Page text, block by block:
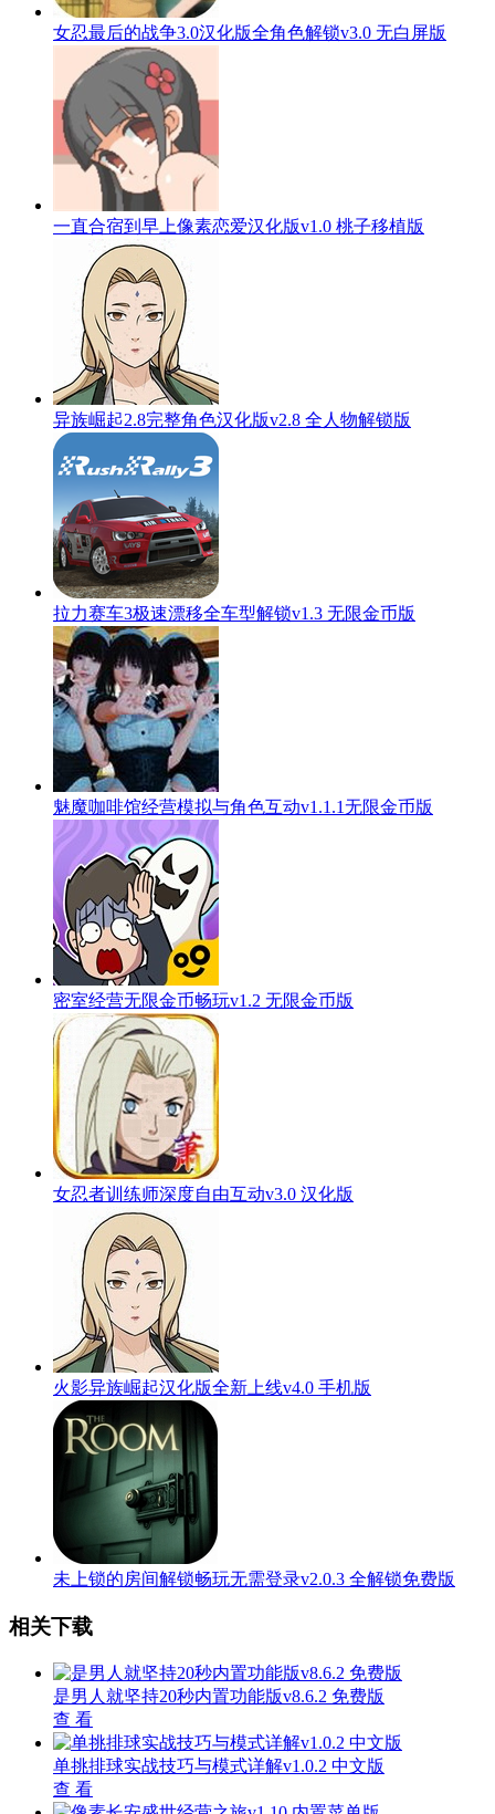
女忍最后的战争3.0汉化版全角色解锁v3.0 无白屏版
一直合宿到早上像素恋爱汉化版v1.0 桃子移植版
异族崛起2.8完整角色汉化版v2.8 全人物解锁版
拉力赛车3极速漂移全车型解锁v1.3 无限金币版
魅魔咖啡馆经营模拟与角色互动v1.1.1无限金币版
密室经营无限金币畅玩v1.2 无限金币版
女忍者训练师深度自由互动v3.0 汉化版
火影异族崛起汉化版全新上线v4.0 手机版
未上锁的房间解锁畅玩无需登录v2.0.3 全解锁免费版
相关下载
是男人就坚持20秒内置功能版v8.6.2 免费版
查 看
单挑排球实战技巧与模式详解v1.0.2 中文版
查 看